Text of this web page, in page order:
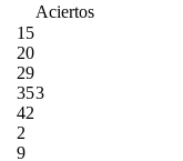
Aciertos
15
20
29
35
42
2
9
3